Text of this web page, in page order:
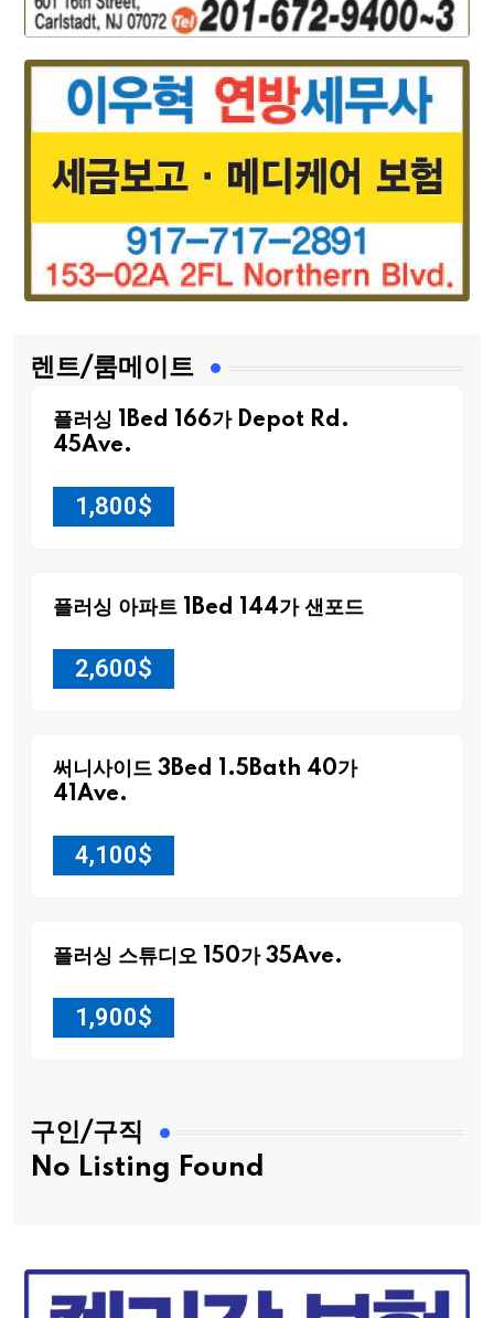
렌트/룸메이트
플러싱 1Bed 166가 Depot Rd.
45Ave.
1,800$
플러싱 아파트 1Bed 144가 샌포드
2,600$
써니사이드 3Bed 1.5Bath 40가
41Ave.
4,100$
플러싱 스튜디오 150가 35Ave.
1,900$
구인/구직
No Listing Found